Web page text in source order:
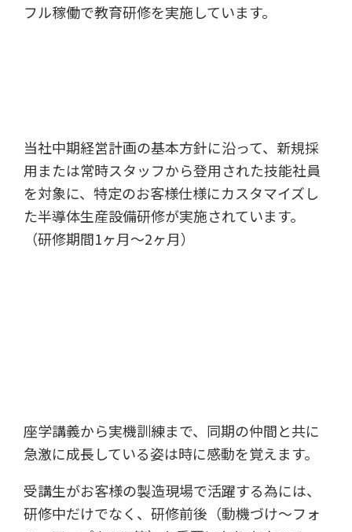
フル稼働で教育研修を実施しています。
当社中期経営計画の基本方針に沿って、新規採
用または常時スタッフから登用された技能社員
を対象に、特定のお客様仕様にカスタマイズし
た半導体生産設備研修が実施されています。
（研修期間1ヶ月～2ヶ月）
座学講義から実機訓練まで、同期の仲間と共に
急激に成長している姿は時に感動を覚えます。
受講生がお客様の製造現場で活躍する為には、
研修中だけでなく、研修前後（動機づけ～フォ